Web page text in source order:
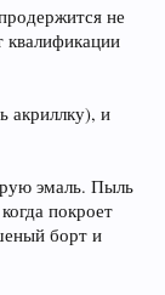
не
квалификации
акриллку), и
эмаль. Пыль
покроет
борт и